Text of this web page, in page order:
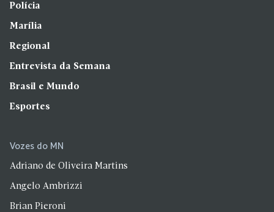
Polícia
Marília
Regional
Entrevista da Semana
Brasil e Mundo
Esportes
Vozes do MN
Adriano de Oliveira Martins
Angelo Ambrizzi
Brian Pieroni